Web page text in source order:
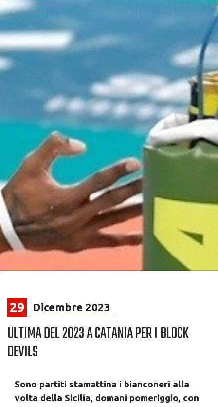
29 Dicembre 2023
ULTIMA DEL 2023 A CATANIA PER I BLOCK
DEVILS
Sono partiti stamattina i bianconeri alla
volta della Sicilia, domani pomeriggio, con